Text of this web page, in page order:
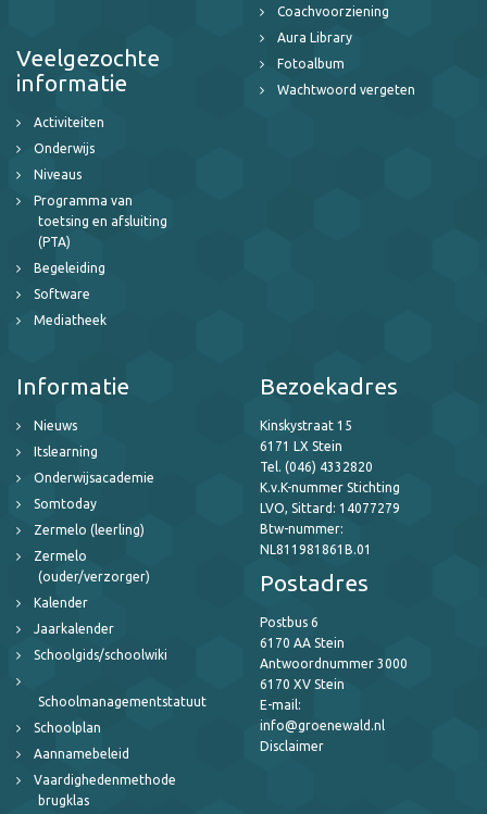
Veelgezochte
informatie
Activiteiten
Onderwijs
Niveaus
Programma van
toetsing en afsluiting
(PTA)
Begeleiding
Software
Mediatheek
Coachvoorziening
Aura Library
Fotoalbum
Wachtwoord vergeten
Informatie
Nieuws
Itslearning
Onderwijsacademie
Somtoday
Zermelo (leerling)
Zermelo
(ouder/verzorger)
Kalender
Jaarkalender
Schoolgids/schoolwiki
Schoolmanagementstatuut
Schoolplan
Aannamebeleid
Vaardighedenmethode
brugklas
Bezoekadres
Kinskystraat 15
6171 LX Stein
Tel. (046) 4332820
K.v.K-nummer Stichting
LVO, Sittard: 14077279
Btw-nummer:
NL811981861B.01
Postadres
Postbus 6
6170 AA Stein
Antwoordnummer 3000
6170 XV Stein
E-mail:
info@groenewald.nl
Disclaimer